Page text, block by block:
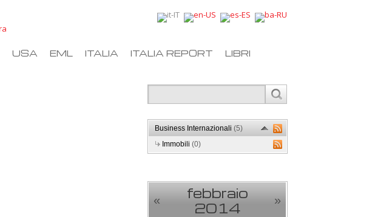
USA EML ITALIA ITALIA REPORT LIBRI
Business Internazionali(5)
Immobili(0)
«
febbraio
2014
»